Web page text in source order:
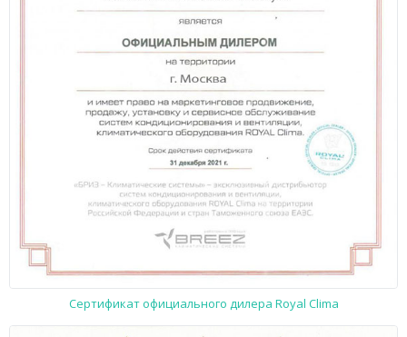
Сертификат официального дилера Royal Clima